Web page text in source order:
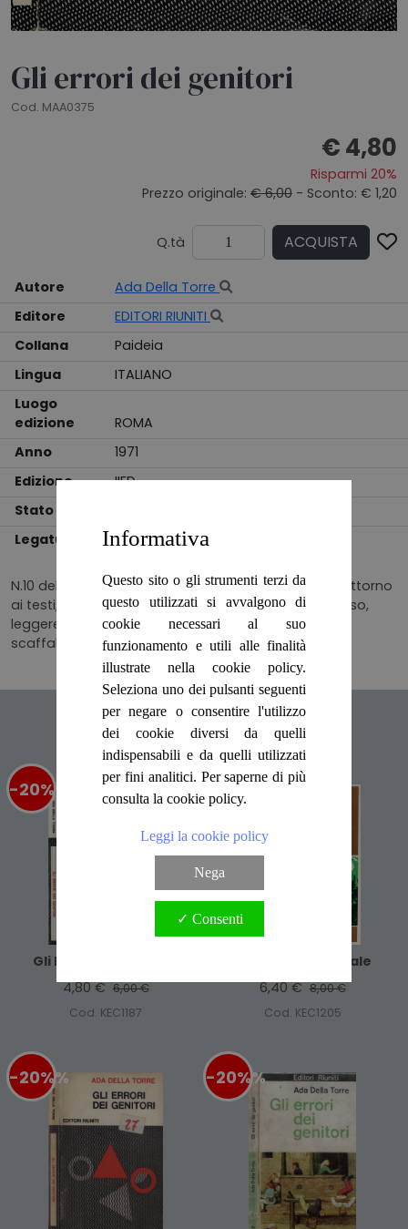
Gli errori dei genitori
Cod. MAA0375
€ 4,80
Risparmi 20%
Prezzo originale: € 6,00 - Sconto: € 1,20
Q.tà ACQUISTA
Autore
Ada Della Torre
Editore
EDITORI RIUNITI
Collana
Paideia
Lingua
ITALIANO
Luogo
edizione
ROMA
Anno
1971
Edizione
IIED
Stato
Legatura
BROSSURA
N.10 della collana, II edizione, pagine con bruniture attorno
ai testi, brossura editoriale flessibile, ingiallita al dorso,
leggere macchie al posteriore e segni di usura da
scaffalatura. Numero pagine 150
Articoli suggeriti
-20%%
Gli Errori Dei Genitori
4,80 € 6,00 €
Cod. KEC1187
-20%%
Messaggio Speciale
6,40 € 8,00 €
Cod. KEC1205
-20%% -20%%
Informativa
Questo sito o gli strumenti terzi da
questo utilizzati si avvalgono di
cookie necessari al suo
funzionamento e utili alle finalità
illustrate nella cookie policy.
Seleziona uno dei pulsanti seguenti
per negare o consentire l'utilizzo
dei cookie diversi da quelli
indispensabili e da quelli utilizzati
per fini analitici. Per saperne di più
consulta la cookie policy.
Leggi la cookie policy
Nega
✓ Consenti